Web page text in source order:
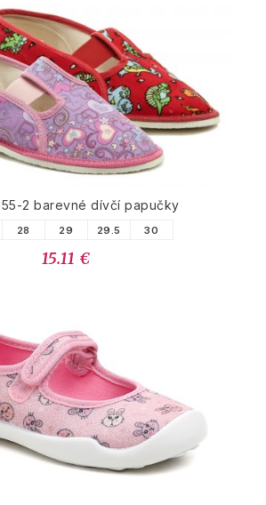
2 barevné dívčí papučky
28 29 29.5 30
15.11 €